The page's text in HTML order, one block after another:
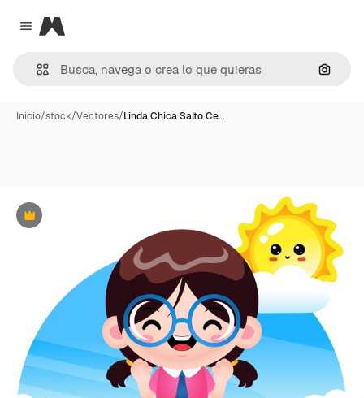
Close menu
Magnific
Inicio/stock/Vectores/Linda Chica Salto Ce…
Premium